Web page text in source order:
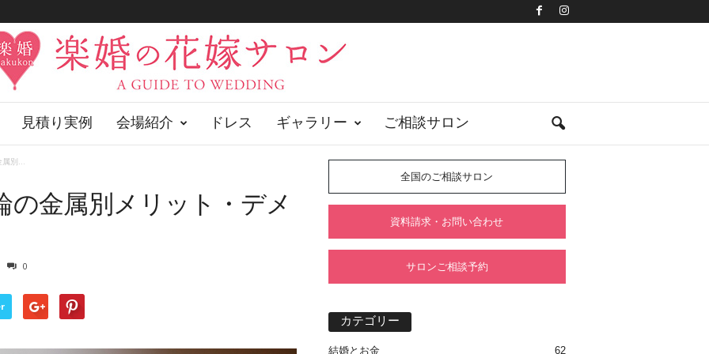
見積り実例 会場紹介 ドレス ギャラリー ご相談サロン
属別...
の金属別メリット・デメ
0
全国のご相談サロン
資料請求・お問い合わせ
サロンご相談予約
カテゴリー
結婚とお金 62